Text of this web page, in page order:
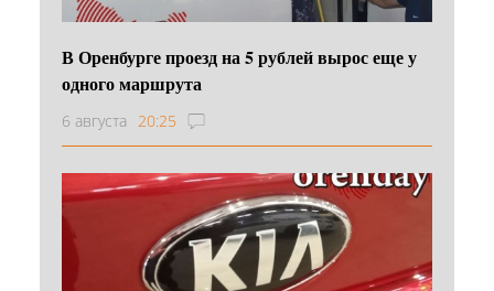
В Оренбурге проезд на 5 рублей вырос еще у
одного маршрута
6 августа 20:25